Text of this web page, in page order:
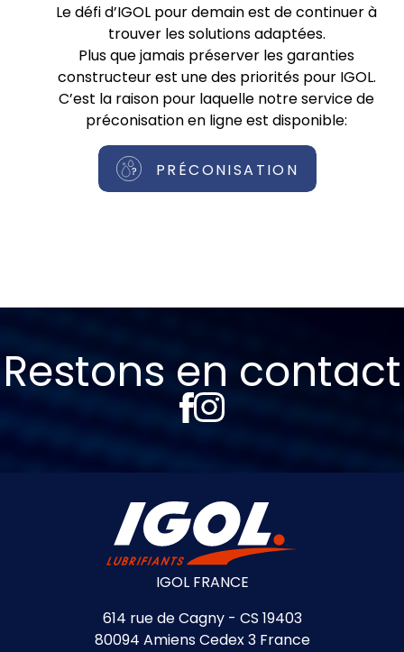
Le défi d’IGOL pour demain est de continuer à
trouver les solutions adaptées.
Plus que jamais préserver les garanties
constructeur est une des priorités pour IGOL.
C’est la raison pour laquelle notre service de
préconisation en ligne est disponible:
PRÉCONISATION
Restons en contact
IGOL FRANCE
614 rue de Cagny - CS 19403
80094 Amiens Cedex 3 France